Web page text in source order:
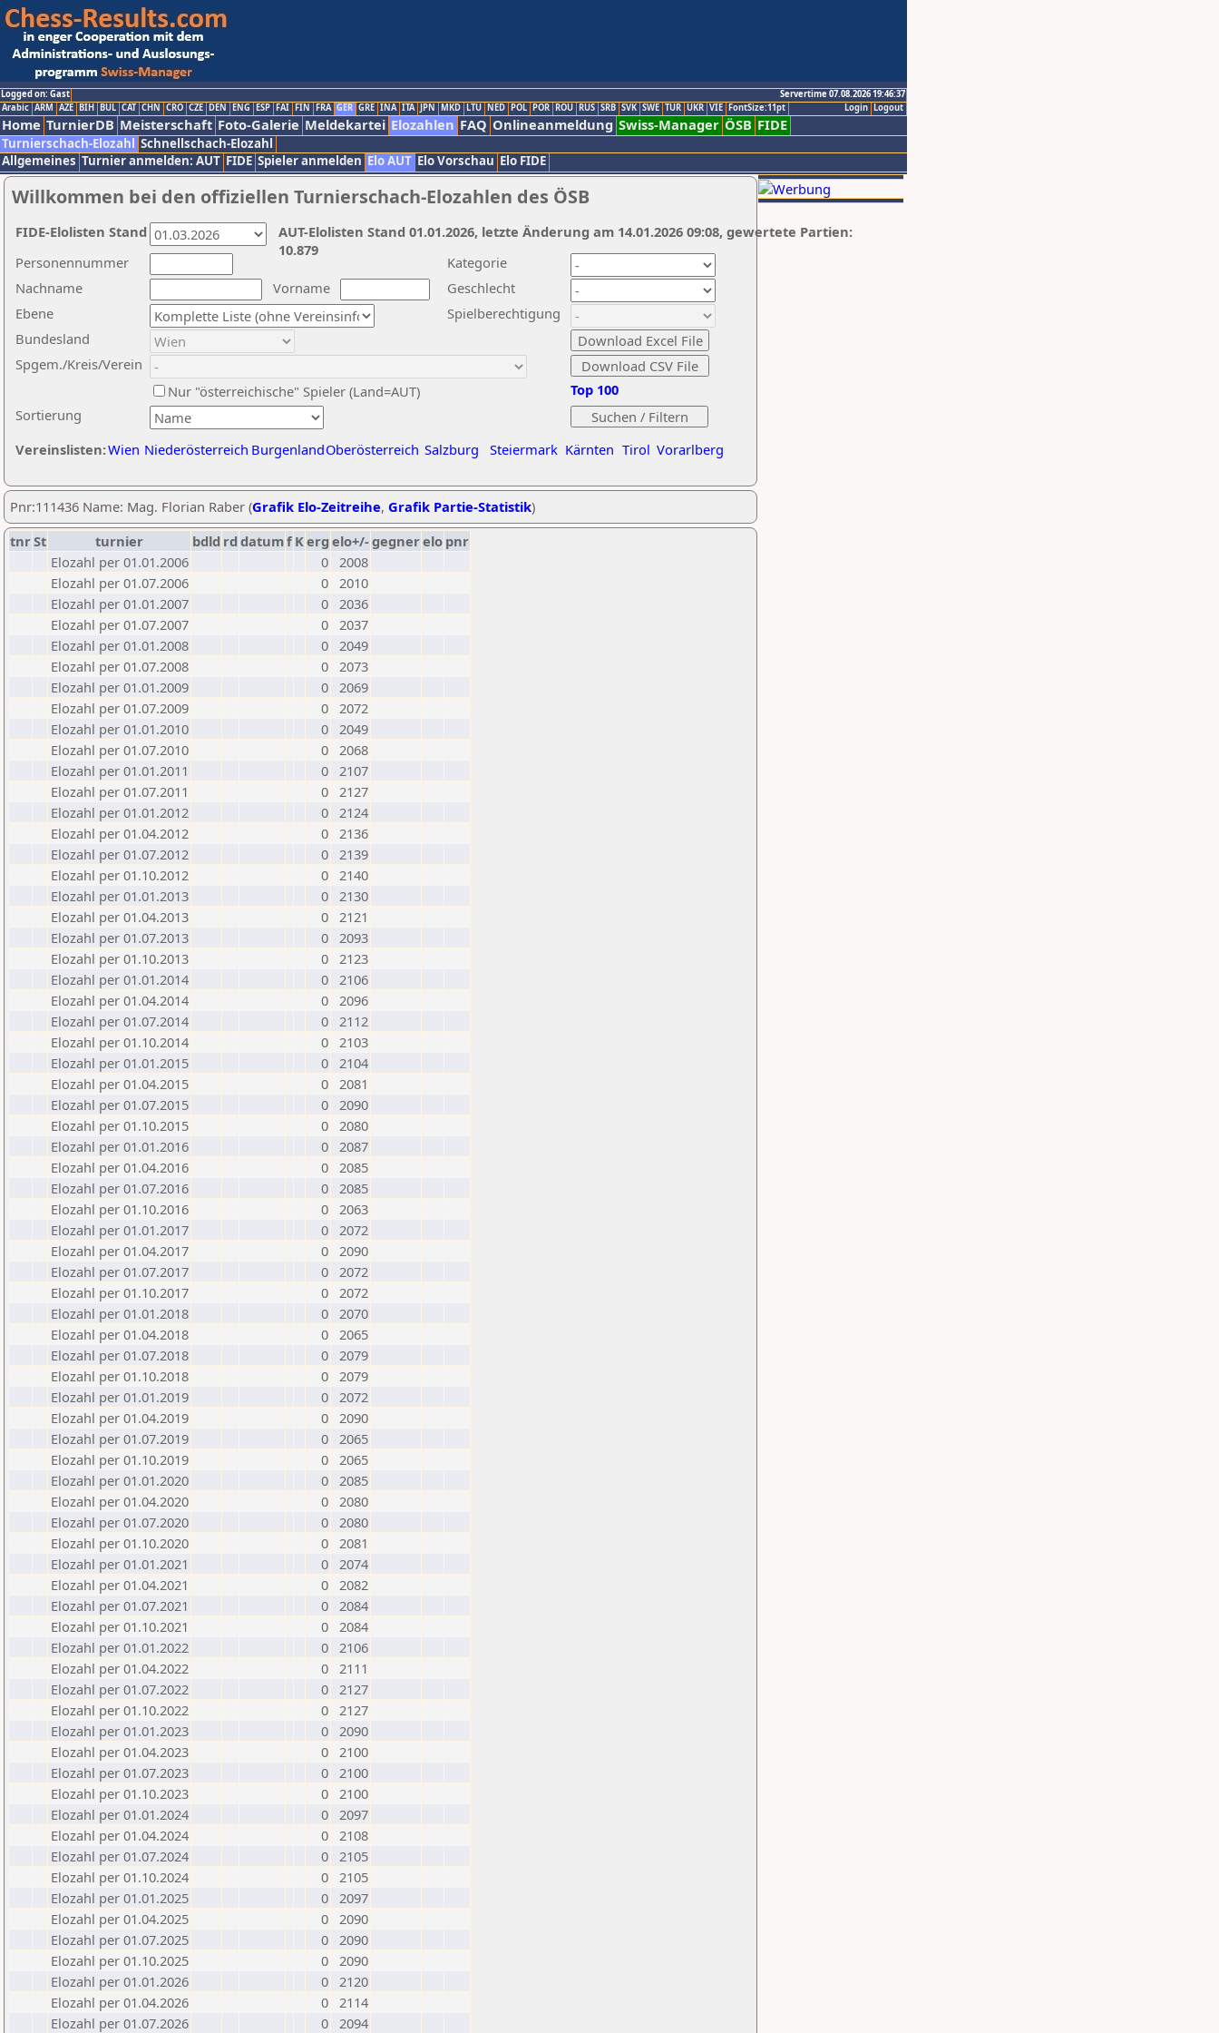
Logged on: Gast
Servertime 07.08.2026 19:46:37
Logout
Login
Arabic ARM AZE BIH BUL CAT CHN CRO CZE DEN ENG ESP FAI FIN FRA GER GRE INA ITA JPN MKD LTU NED POL POR ROU RUS SRB SVK SWE TUR UKR VIE FontSize:11pt
Home TurnierDB Meisterschaft Foto-Galerie Meldekartei Elozahlen FAQ Onlineanmeldung Swiss-Manager ÖSB FIDE
Turnierschach-Elozahl Schnellschach-Elozahl
Allgemeines Turnier anmelden: AUT FIDE Spieler anmelden Elo AUT Elo Vorschau Elo FIDE
Willkommen bei den offiziellen Turnierschach-Elozahlen des ÖSB
Nachname
Vorname
Ebene
Kategorie
Sortierung
Personennummer
Bundesland
Spgem./Kreis/Verein
Geschlecht
Nur "österreichische" Spieler (Land=AUT)
Spielberechtigung
Vereinslisten:Wien Niederösterreich BurgenlandOberösterreich Salzburg Steiermark Kärnten Tirol Vorarlberg
Top 100
AUT-Elolisten Stand 01.01.2026, letzte Änderung am 14.01.2026 09:08, gewertete Partien:
10.879
FIDE-Elolisten Stand
Pnr:111436 Name: Mag. Florian Raber (Grafik Elo-Zeitreihe, Grafik Partie-Statistik)
tnrSt turnier bdld rd datumf Kerg elo+/-gegnerelo pnr
Elozahl per 01.01.2006
0 2008
Elozahl per 01.07.2006
0 2010
Elozahl per 01.01.2007
0 2036
Elozahl per 01.07.2007
0 2037
Elozahl per 01.01.2008
0 2049
Elozahl per 01.07.2008
0 2073
Elozahl per 01.01.2009
0 2069
Elozahl per 01.07.2009
0 2072
Elozahl per 01.01.2010
0 2049
Elozahl per 01.07.2010
0 2068
Elozahl per 01.01.2011
0 2107
Elozahl per 01.07.2011
0 2127
Elozahl per 01.01.2012
0 2124
Elozahl per 01.04.2012
0 2136
Elozahl per 01.07.2012
0 2139
Elozahl per 01.10.2012
0 2140
Elozahl per 01.01.2013
0 2130
Elozahl per 01.04.2013
0 2121
Elozahl per 01.07.2013
0 2093
Elozahl per 01.10.2013
0 2123
Elozahl per 01.01.2014
0 2106
Elozahl per 01.04.2014
0 2096
Elozahl per 01.07.2014
0 2112
Elozahl per 01.10.2014
0 2103
Elozahl per 01.01.2015
0 2104
Elozahl per 01.04.2015
0 2081
Elozahl per 01.07.2015
0 2090
Elozahl per 01.10.2015
0 2080
Elozahl per 01.01.2016
0 2087
Elozahl per 01.04.2016
0 2085
Elozahl per 01.07.2016
0 2085
Elozahl per 01.10.2016
0 2063
Elozahl per 01.01.2017
0 2072
Elozahl per 01.04.2017
0 2090
Elozahl per 01.07.2017
0 2072
Elozahl per 01.10.2017
0 2072
Elozahl per 01.01.2018
0 2070
Elozahl per 01.04.2018
0 2065
Elozahl per 01.07.2018
0 2079
Elozahl per 01.10.2018
0 2079
Elozahl per 01.01.2019
0 2072
Elozahl per 01.04.2019
0 2090
Elozahl per 01.07.2019
0 2065
Elozahl per 01.10.2019
0 2065
Elozahl per 01.01.2020
0 2085
Elozahl per 01.04.2020
0 2080
Elozahl per 01.07.2020
0 2080
Elozahl per 01.10.2020
0 2081
Elozahl per 01.01.2021
0 2074
Elozahl per 01.04.2021
0 2082
Elozahl per 01.07.2021
0 2084
Elozahl per 01.10.2021
0 2084
Elozahl per 01.01.2022
0 2106
Elozahl per 01.04.2022
0 2111
Elozahl per 01.07.2022
0 2127
Elozahl per 01.10.2022
0 2127
Elozahl per 01.01.2023
0 2090
Elozahl per 01.04.2023
0 2100
Elozahl per 01.07.2023
0 2100
Elozahl per 01.10.2023
0 2100
Elozahl per 01.01.2024
0 2097
Elozahl per 01.04.2024
0 2108
Elozahl per 01.07.2024
0 2105
Elozahl per 01.10.2024
0 2105
Elozahl per 01.01.2025
0 2097
Elozahl per 01.04.2025
0 2090
Elozahl per 01.07.2025
0 2090
Elozahl per 01.10.2025
0 2090
Elozahl per 01.01.2026
0 2120
Elozahl per 01.04.2026
0 2114
Elozahl per 01.07.2026
0 2094